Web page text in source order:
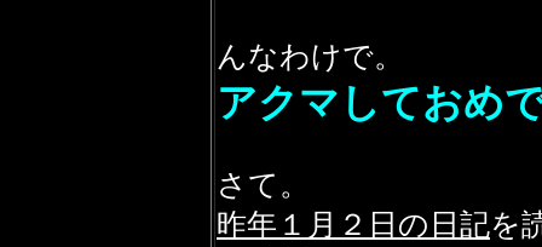
んなわけで。
アクマしておめ
さて。
昨年１月２日の日記を